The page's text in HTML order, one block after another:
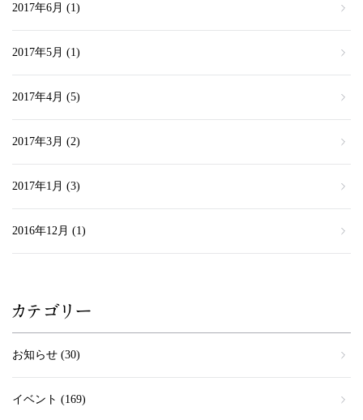
2017年6月 (1)
2017年5月 (1)
2017年4月 (5)
2017年3月 (2)
2017年1月 (3)
2016年12月 (1)
カテゴリー
お知らせ (30)
イベント (169)